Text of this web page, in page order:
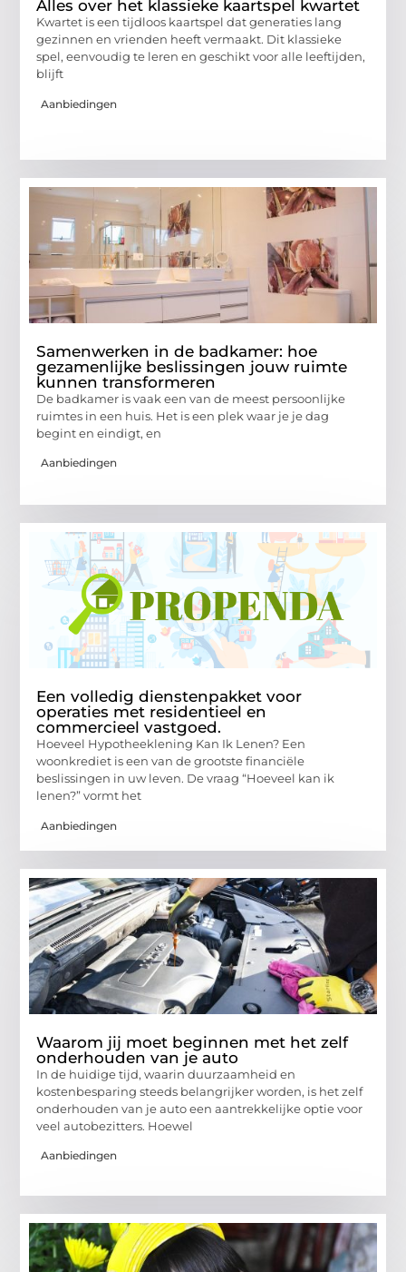
Alles over het klassieke kaartspel kwartet
Kwartet is een tijdloos kaartspel dat generaties lang
gezinnen en vrienden heeft vermaakt. Dit klassieke
spel, eenvoudig te leren en geschikt voor alle leeftijden,
blijft
Aanbiedingen
Samenwerken in de badkamer: hoe
gezamenlijke beslissingen jouw ruimte
kunnen transformeren
De badkamer is vaak een van de meest persoonlijke
ruimtes in een huis. Het is een plek waar je je dag
begint en eindigt, en
Aanbiedingen
Een volledig dienstenpakket voor
operaties met residentieel en
commercieel vastgoed.
Hoeveel Hypotheeklening Kan Ik Lenen? Een
woonkrediet is een van de grootste financiële
beslissingen in uw leven. De vraag “Hoeveel kan ik
lenen?” vormt het
Aanbiedingen
Waarom jij moet beginnen met het zelf
onderhouden van je auto
In de huidige tijd, waarin duurzaamheid en
kostenbesparing steeds belangrijker worden, is het zelf
onderhouden van je auto een aantrekkelijke optie voor
veel autobezitters. Hoewel
Aanbiedingen